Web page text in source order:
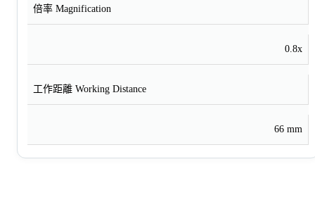
倍率 Magnification
0.8x
工作距離 Working Distance
66 mm